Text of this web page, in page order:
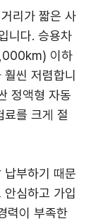
리가 짧은 사
니다. 승용차
이하
씬 저렴합니
정액형 자동
료를 크게 절
납부하기 때문
심하고 가입
력이 부족한